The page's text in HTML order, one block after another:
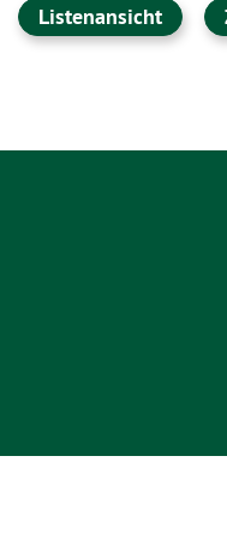
Listenansicht